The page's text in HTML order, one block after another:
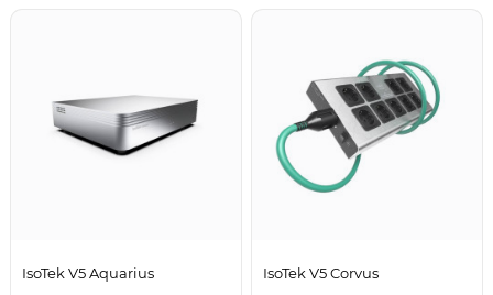
IsoTek V5 Aquarius IsoTek V5 Corvus